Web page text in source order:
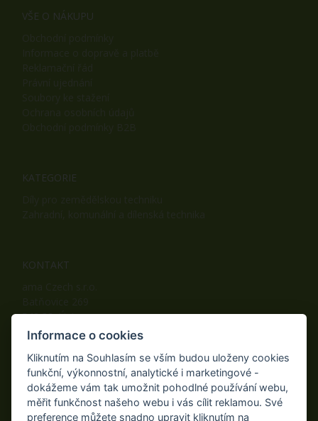
VŠE O NÁKUPU
KATEGORIE
KONTAKT
542 32, Úpice
Telefon: +420 498 100 050
Fax: +420 498 100 051
E-mail:info@ama-zahrada.cz
Web:www.ama-zahrada.cz
Informace o cookies
Kliknutím na Souhlasím se vším budou uloženy cookies
funkční, výkonnostní, analytické i marketingové -
dokážeme vám tak umožnit pohodlné používání webu,
měřit funkčnost našeho webu i vás cílit reklamou. Své
preference můžete snadno upravit kliknutím na